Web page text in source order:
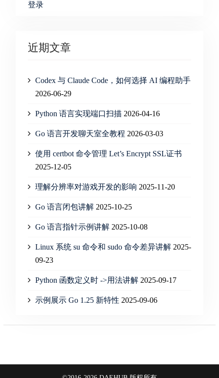
登录
近期文章
Codex 与 Claude Code，如何选择 AI 编程助手
2026-06-29
Python 语言实现端口扫描 2026-04-16
Go 语言开发聊天室全教程 2026-03-03
使用 certbot 命令管理 Let’s Encrypt SSL证书
2025-12-05
理解分辨率对游戏开发的影响 2025-11-20
Go 语言闭包讲解 2025-10-25
Go 语言指针示例讲解 2025-10-08
Linux 系统 su 命令和 sudo 命令差异讲解 2025-
09-23
Python 函数定义时 ->用法讲解 2025-09-17
示例展示 Go 1.25 新特性 2025-09-06